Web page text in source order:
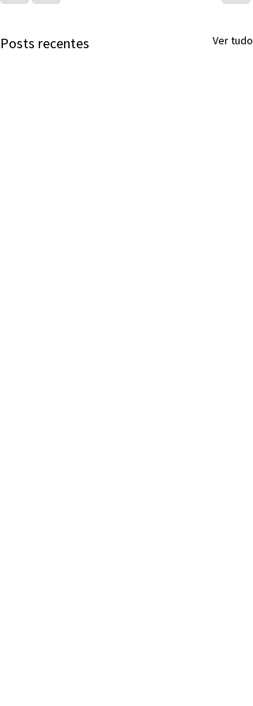
Posts recentes Ver tudo